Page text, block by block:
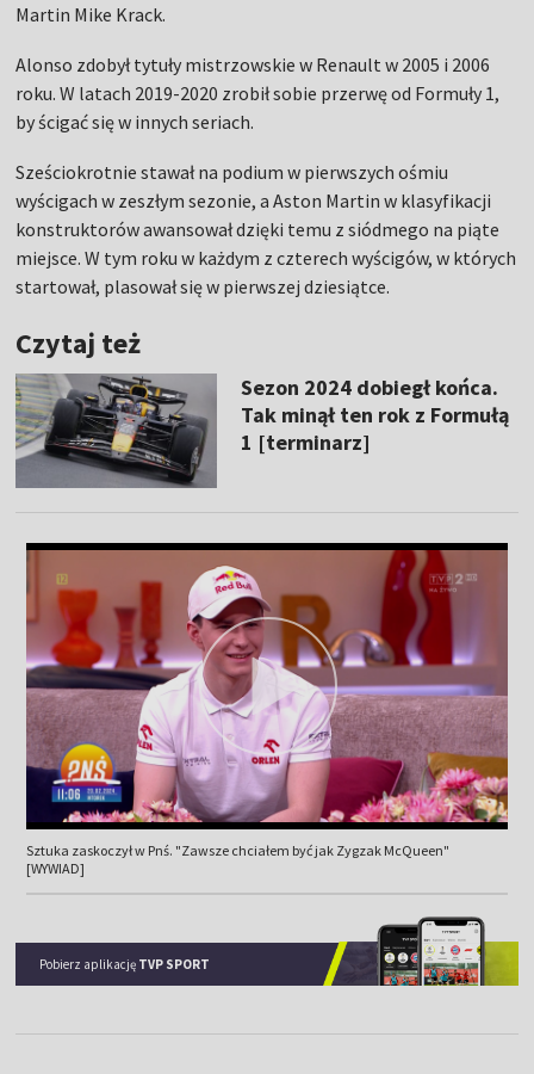
Martin Mike Krack.
Alonso zdobył tytuły mistrzowskie w Renault w 2005 i 2006
roku. W latach 2019-2020 zrobił sobie przerwę od Formuły 1,
by ścigać się w innych seriach.
Sześciokrotnie stawał na podium w pierwszych ośmiu
wyścigach w zeszłym sezonie, a Aston Martin w klasyfikacji
konstruktorów awansował dzięki temu z siódmego na piąte
miejsce. W tym roku w każdym z czterech wyścigów, w których
startował, plasował się w pierwszej dziesiątce.
Czytaj też
Sezon 2024 dobiegł końca.
Tak minął ten rok z Formułą
1 [terminarz]
Sztuka zaskoczył w Pnś. "Zawsze chciałem być jak Zygzak McQueen"
[WYWIAD]
Pobierz aplikację TVP SPORT